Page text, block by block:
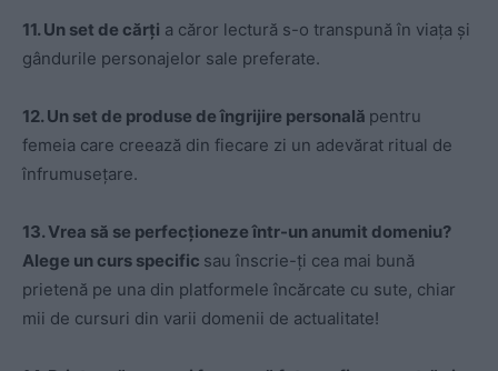
11. Un set de cărți a căror lectură s-o transpună în viața și
gândurile personajelor sale preferate.
12. Un set de produse de îngrijire personală pentru
femeia care creează din fiecare zi un adevărat ritual de
înfrumusețare.
13. Vrea să se perfecționeze într-un anumit domeniu?
Alege un curs specific sau înscrie-ți cea mai bună
prietenă pe una din platformele încărcate cu sute, chiar
mii de cursuri din varii domenii de actualitate!